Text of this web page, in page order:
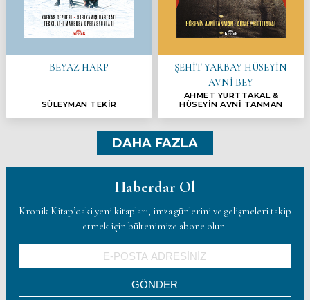
BEYAZ HARP
SÜLEYMAN TEKİR
ŞEHİT YARBAY HÜSEYİN
AVNİ BEY
AHMET YURTTAKAL &
HÜSEYİN AVNİ TANMAN
DAHA FAZLA
Haberdar Ol
Kronik Kitap’daki yeni kitapları, imza günlerini ve gelişmeleri takip
etmek için bültenimize abone olun.